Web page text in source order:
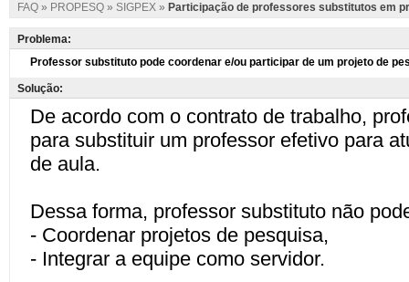
FAQ » PROPESQ » SIGPEX » Participação de professores substitutos em
Problema:
Solução: